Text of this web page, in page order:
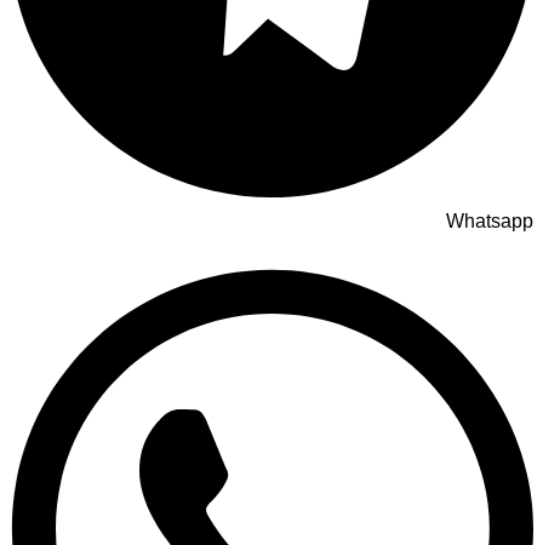
Whatsapp